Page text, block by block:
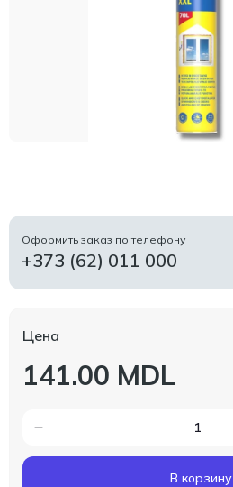
Оформить заказ по телефону
+373 (62) 011 000
Цена
141.00 MDL
В корзину